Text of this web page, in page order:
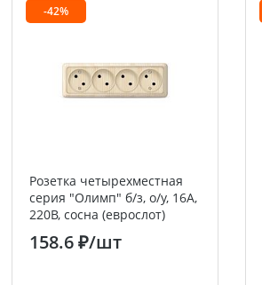
-42%
Розетка четырехместная
серия "Олимп" б/з, о/у, 16А,
220В, сосна (еврослот)
UNIVERSAL
158.6 ₽/шт